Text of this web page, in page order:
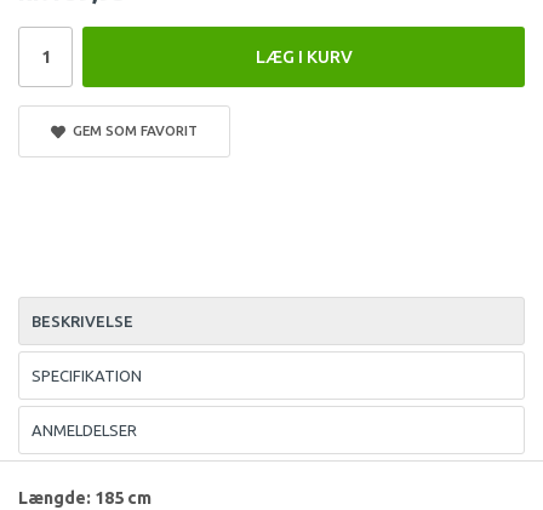
LÆG I KURV
GEM SOM FAVORIT
BESKRIVELSE
SPECIFIKATION
ANMELDELSER
Længde: 185 cm